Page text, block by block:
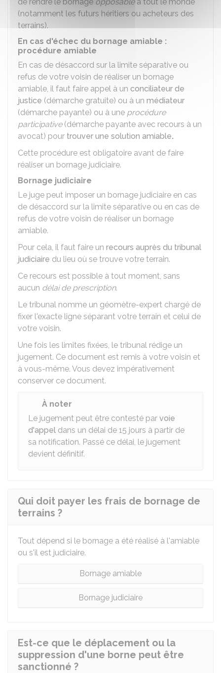
(notamment les futurs héritiers ou acheteurs des
terrains).
En cas d'échec du bornage amiable :
procédure amiable
En cas de désaccord sur la limite séparative ou
refus de votre voisin de réaliser un bornage
amiable, il faut faire appel à un conciliateur de
justice (démarche gratuite) ou à un médiateur
(démarche payante) ou à une procédure
participative(démarche payante avec recours à un
avocat) pour trouver une solution amiable.
Cette procédure est obligatoire avant de faire
réaliser un bornage judiciaire.
Bornage judiciaire
Le juge peut imposer un bornage judiciaire en cas
de désaccord sur la limite séparative ou en cas de
refus de votre voisin de réaliser un bornage
amiable.
Pour cela, il faut faire un recours auprès du tribunal
judiciaire du lieu où se trouve votre terrain.
Ce recours est possible à tout moment, sans
aucun délai de prescription.
Le tribunal nomme un géomètre-expert chargé de
fixer l'exacte ligne séparant votre terrain et celui de
votre voisin.
Une fois les limites fixées, le tribunal rédige un
jugement. Ce document est remis à votre voisin et
à vous-même. Vous devez impérativement
conserver ce document.
À noter
Le jugement peut être contesté par voie
d'appel dans un délai de 15 jours à partir de
sa notification. Passé ce délai, le jugement
devient définitif.
Qui doit payer les frais de bornage de
terrains ?
Tout dépend si le bornage a été réalisé à l'amiable
ou s'il est judiciaire.
Bornage amiable
Bornage judiciaire
Est-ce que le déplacement ou la
suppression d'une borne peut être
sanctionné ?